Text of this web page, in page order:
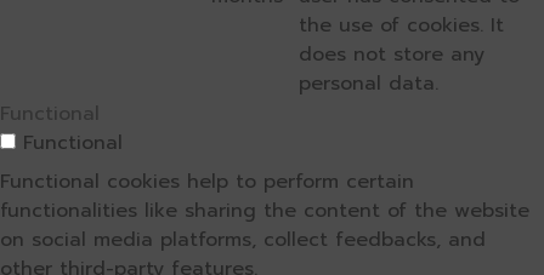
the use of cookies. It
does not store any
personal data.
Functional
Functional
Functional cookies help to perform certain
functionalities like sharing the content of the website
on social media platforms, collect feedbacks, and
other third-party features.